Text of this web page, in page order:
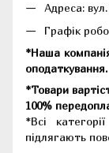
Адреса:
Графік
*Наша
оподаткування.
*Товари
100%
*Всі
підлягають